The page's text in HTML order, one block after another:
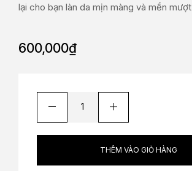
lại cho bạn làn da mịn màng và mền mượt
600,000₫
THÊM VÀO GIỎ HÀNG